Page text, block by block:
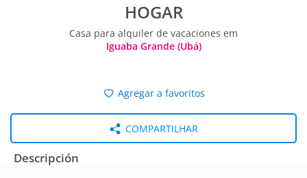
HOGAR
Casa para alquiler de vacaciones em
Iguaba Grande (Ubá)
Agregar a favoritos
COMPARTILHAR
Descripción